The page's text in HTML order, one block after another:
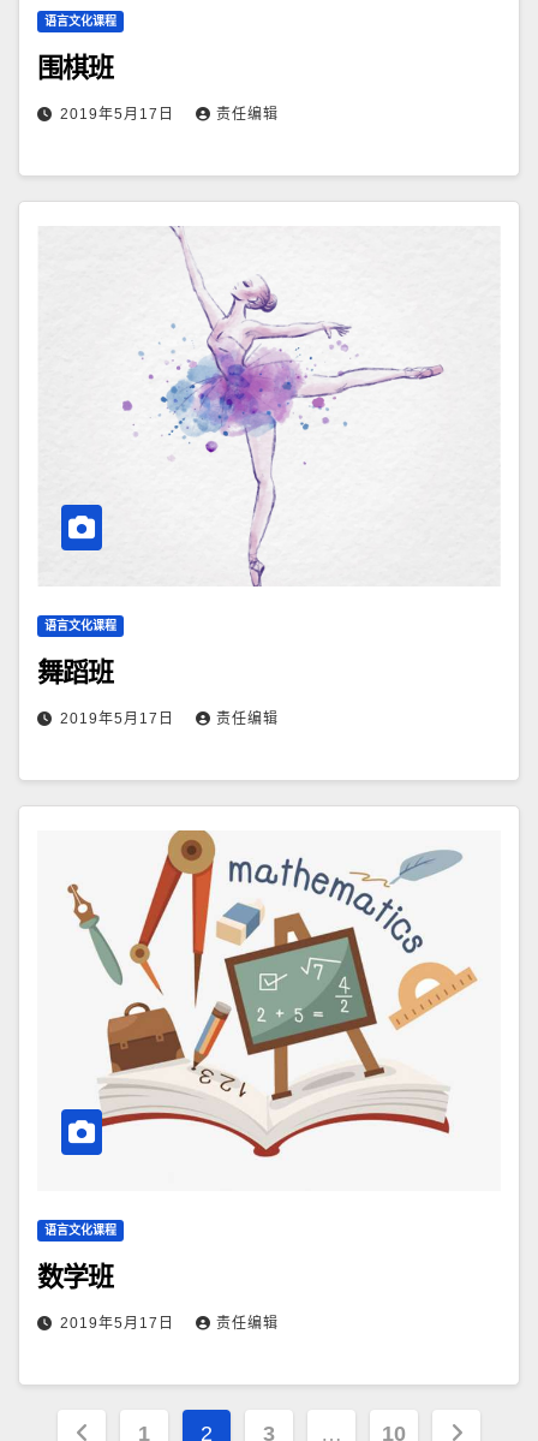
语言文化课程
围棋班
2019年5月17日 责任编辑
语言文化课程
舞蹈班
2019年5月17日 责任编辑
语言文化课程
数学班
2019年5月17日 责任编辑
1 2 3 … 10